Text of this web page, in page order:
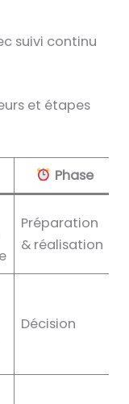
suivi continu
et étapes
Phase
Préparation
& réalisation
Décision